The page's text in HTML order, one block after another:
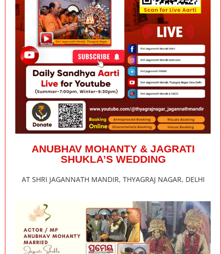
ANUBHAV MOHANTY & JAGRATI
SHUKLA’S WEDDING
AT SHRI JAGANNATH MANDIR, THYAGRAJ NAGAR, DELHI